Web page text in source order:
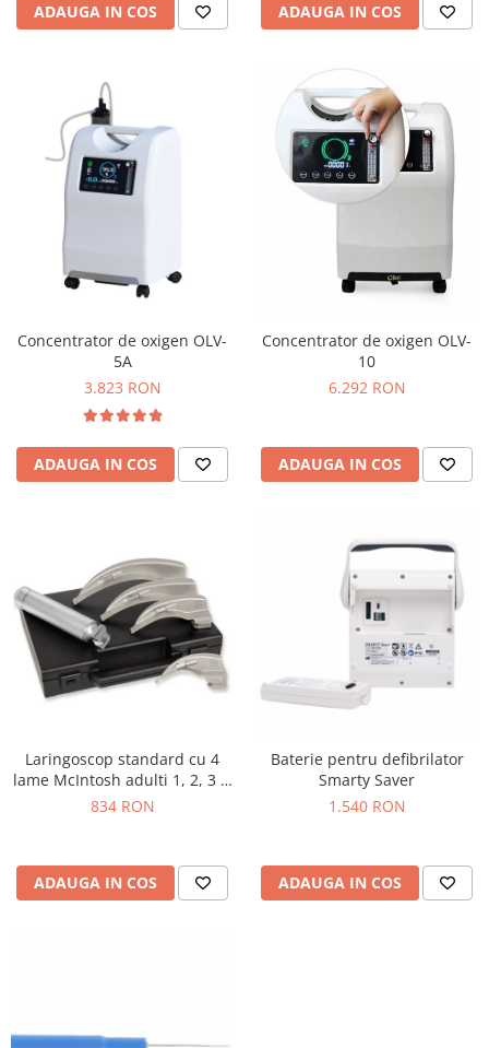
ADAUGA IN COS ADAUGA IN COS
Concentrator de oxigen OLV-
5A
3.823 RON
ADAUGA IN COS
Concentrator de oxigen OLV-
10
6.292 RON
ADAUGA IN COS
Laringoscop standard cu 4
lame McIntosh adulti 1, 2, 3 si
4
834 RON
ADAUGA IN COS
Baterie pentru defibrilator
Smarty Saver
1.540 RON
ADAUGA IN COS